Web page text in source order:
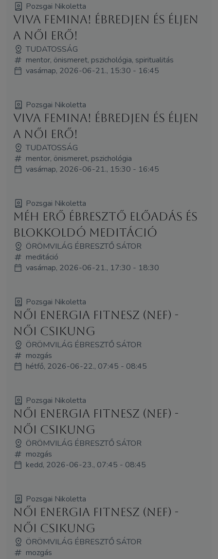
Pozsgai Nikoletta
Viva Femina! Ébredjen és éljen
a női erő!
TUDATOSSÁG
mentor, önismeret, pszichológia, spiritualitás
vasárnap, 2026-06-21., 15:30 - 16:45
Pozsgai Nikoletta
Viva Femina! Ébredjen és éljen
a női erő!
TUDATOSSÁG
mentor, önismeret, pszichológia
vasárnap, 2026-06-21., 15:30 - 16:45
Pozsgai Nikoletta
Méh Erő Ébresztő Előadás és
Blokkoldó Meditáció
ÖRÖMVILÁG ÉBRESZTŐ SÁTOR
meditáció
vasárnap, 2026-06-21., 17:30 - 18:30
Pozsgai Nikoletta
Női Energia Fitnesz (NEF) -
Női Csikung
ÖRÖMVILÁG ÉBRESZTŐ SÁTOR
mozgás
hétfő, 2026-06-22., 07:45 - 08:45
Pozsgai Nikoletta
Női Energia Fitnesz (NEF) -
Női Csikung
ÖRÖMVILÁG ÉBRESZTŐ SÁTOR
mozgás
kedd, 2026-06-23., 07:45 - 08:45
Pozsgai Nikoletta
Női Energia Fitnesz (NEF) -
Női Csikung
ÖRÖMVILÁG ÉBRESZTŐ SÁTOR
mozgás